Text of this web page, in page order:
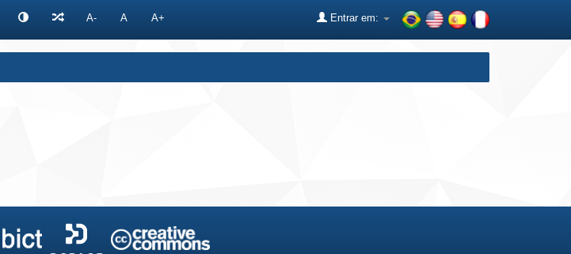
A- A A+ Entrar em: